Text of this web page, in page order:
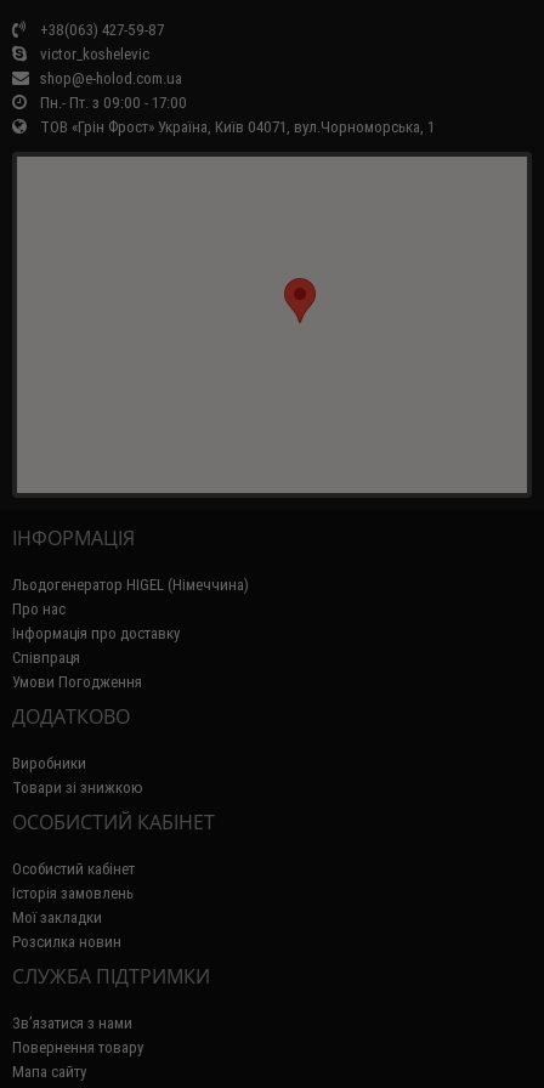
+38(063) 427-59-87
victor_koshelevic
shop@e-holod.com.ua
Пн.- Пт. з 09:00 - 17:00
ТОВ «Грін Фрост» Україна, Київ 04071, вул.Чорноморська, 1
ІНФОРМАЦІЯ
Льодогенератор HIGEL (Німеччина)
Про нас
Інформація про доставку
Співпраця
Умови Погодження
ДОДАТКОВО
Виробники
Товари зі знижкою
ОСОБИСТИЙ КАБІНЕТ
Особистий кабінет
Історія замовлень
Мої закладки
Розсилка новин
СЛУЖБА ПІДТРИМКИ
Зв’язатися з нами
Повернення товару
Мапа сайту